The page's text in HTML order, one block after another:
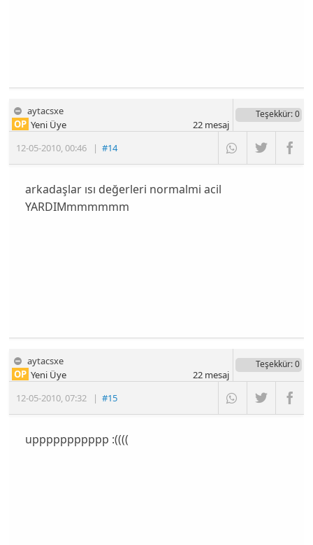
aytacsxe
12-05-2010,00:46 |#14
OP Yeni Üye
Teşekkür: 0
22mesaj
arkadaşlar ısı değerleri normalmi acil
YARDIMmmmmmm
aytacsxe
12-05-2010,07:32 |#15
OP Yeni Üye
Teşekkür: 0
22mesaj
uppppppppppp :((((